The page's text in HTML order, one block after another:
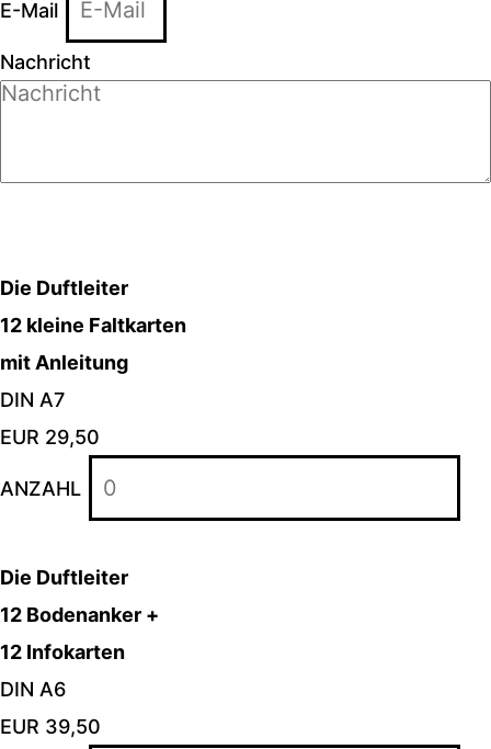
E-Mail
Nachricht
Die Duftleiter
12 kleine Faltkarten
mit Anleitung
DIN A7
EUR 29,50
ANZAHL
Die Duftleiter
12 Bodenanker +
12 Infokarten
DIN A6
EUR 39,50